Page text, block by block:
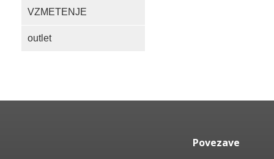
VZMETENJE
outlet
Povezave